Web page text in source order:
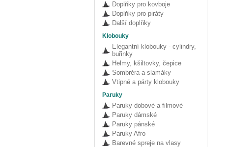
Doplňky pro kovboje
Doplňky pro piráty
Další doplňky
Klobouky
Elegantní klobouky - cylindry,
buřinky
Helmy, kšiltovky, čepice
Sombréra a slamáky
Vtipné a párty klobouky
Paruky
Paruky dobové a filmové
Paruky dámské
Paruky pánské
Paruky Afro
Barevné spreje na vlasy